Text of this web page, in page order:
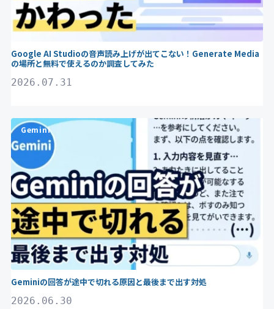
Google AI Studioの音声読み上げが出てこない！Generate Media
の場所と無料で使えるのか調査してみた
2026.07.31
Gemini
Geminiの回答が途中で切れる原因と最後まで出す対処
2026.06.30